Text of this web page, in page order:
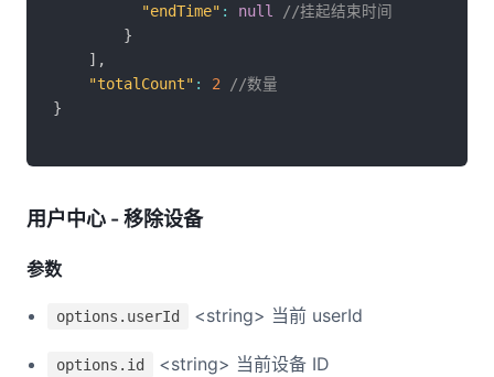
"endTime" : null
//挂起结束时间
}
] ,
"totalCount" : 2
//数量
}
用户中心 - 移除设备
参数
options.userId <string> 当前 userId
options.id <string> 当前设备 ID